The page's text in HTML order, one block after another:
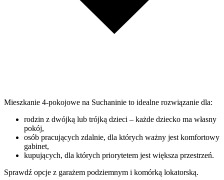
Mieszkanie 4-pokojowe na Suchaninie to idealne rozwiązanie dla:
rodzin z dwójką lub trójką dzieci – każde dziecko ma własny
pokój,
osób pracujących zdalnie, dla których ważny jest komfortowy
gabinet,
kupujących, dla których priorytetem jest większa przestrzeń.
Sprawdź opcje z garażem podziemnym i komórką lokatorską.